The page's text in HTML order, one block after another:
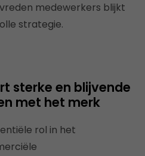
medewerkers blijkt
strategie.
sterke en blijvende
met het merk
rol in het